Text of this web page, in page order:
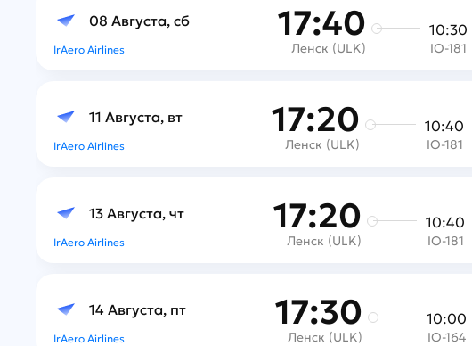
08 Августа, сб
IrAero Airlines
17:40
Ленск (ULK)
10:30
IO-181
11 Августа, вт
IrAero Airlines
17:20
Ленск (ULK)
10:40
IO-181
13 Августа, чт
IrAero Airlines
17:20
Ленск (ULK)
10:40
IO-181
14 Августа, пт
IrAero Airlines
17:30
Ленск (ULK)
10:00
IO-164